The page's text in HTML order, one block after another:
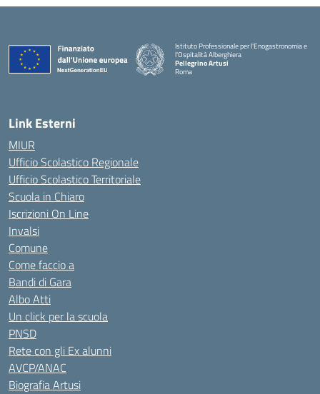
Istituto Professionale per l'Enogastronomia e
l'Ospitalità Alberghiera
Pellegrino Artusi
Roma
Link Esterni
MIUR
Ufficio Scolastico Regionale
Ufficio Scolastico Territoriale
Scuola in Chiaro
Iscrizioni On Line
Invalsi
Comune
Come faccio a
Bandi di Gara
Albo Atti
Un click per la scuola
PNSD
Rete con gli Ex alunni
AVCP/ANAC
Biografia Artusi